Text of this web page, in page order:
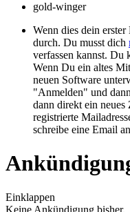
gold-winger
Wenn dies dein
durch. Du musst dich
verfassen kannst. Du
Wenn Du ein altes
neuen Software
"Anmelden" und
dann direkt ein neues
registrierte
schreibe eine Email
Einklappen
Keine Ankündigung bisher.